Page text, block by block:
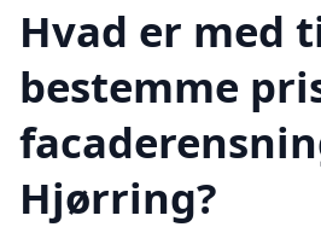
Hvad er med
bestemme
Hjørring?